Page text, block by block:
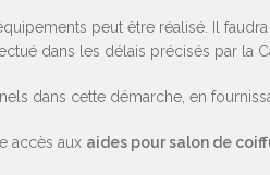
peut être réalisé. Il
dans les délais précisés par la
dans cette démarche, en
accès aux aides pour salon de